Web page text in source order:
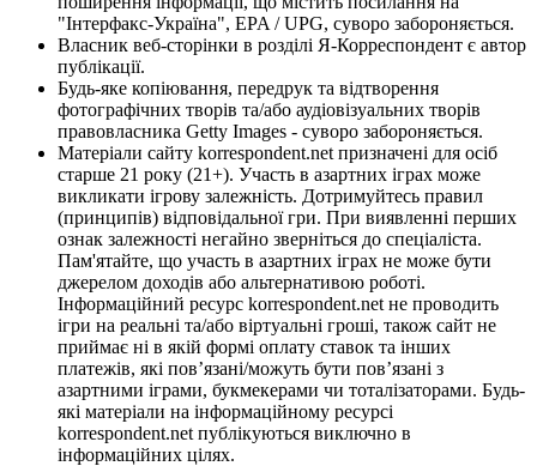
"Інтерфакс-Україна", EPA / UPG, суворо забороняється.
Власник веб-сторінки в розділі Я-Корреспондент є автор
публікації.
Будь-яке копіювання, передрук та відтворення
фотографічних творів та/або аудіовізуальних творів
правовласника Getty Images - суворо забороняється.
Матеріали сайту korrespondent.net призначені для осіб
старше 21 року (21+). Участь в азартних іграх може
викликати ігрову залежність. Дотримуйтесь правил
(принципів) відповідальної гри. При виявленні перших
ознак залежності негайно зверніться до спеціаліста.
Пам'ятайте, що участь в азартних іграх не може бути
джерелом доходів або альтернативою роботі.
Інформаційний ресурс korrespondent.net не проводить
ігри на реальні та/або віртуальні гроші, також сайт не
приймає ні в якій формі оплату ставок та інших
платежів, які пов’язані/можуть бути пов’язані з
азартними іграми, букмекерами чи тоталізаторами. Будь-
які матеріали на інформаційному ресурсі
korrespondent.net публікуються виключно в
інформаційних цілях.